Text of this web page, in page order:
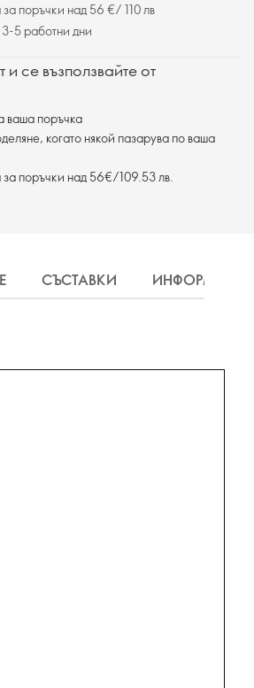
за поръчки над 56 €/ 110 лв
5 работни дни
и се възползвайте от
ваша поръчка
когато някой пазарува по ваша
за поръчки над 56€/109.53 лв.
СЪСТАВКИ ИНФОРМАЦИЯ